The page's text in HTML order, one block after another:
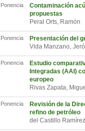
Ponencia
Contaminación
propuestas
Peral Orts, Ramón
Ponencia
Presentación del
Vida Manzano,
Ponencia
Estudio
Integradas (AAI)
europeo
Rivas Zapata,
Ponencia
Revisión de la
refino de petróleo
del Castillo